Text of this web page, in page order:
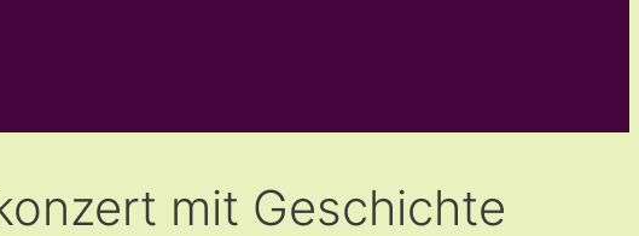
mit Geschichte